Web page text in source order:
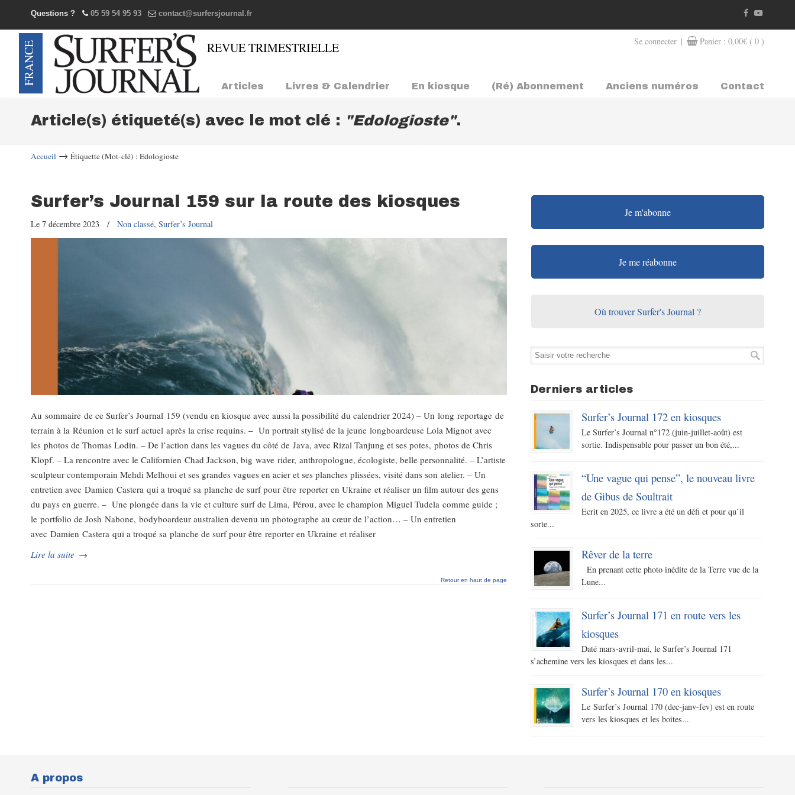
Questions ? 05 59 54 95 93 contact@surfersjournal.fr
Se connecter | Panier : 0,00€ ( 0 )
Articles Livres & Calendrier En kiosque (Ré) Abonnement Anciens numéros Contact
Navigation
Article(s) étiqueté(s) avec le mot clé : "Edologioste".
Accueil → Étiquette (Mot-clé) : Edologioste
Surfer’s Journal 159 sur la route des kiosques
Le 7 décembre 2023 / Non classé, Surfer’s Journal
Au sommaire de ce Surfer’s Journal 159 (vendu en kiosque avec aussi la possibilité du calendrier 2024) – Un long reportage de
terrain à la Réunion et le surf actuel après la crise requins. – Un portrait stylisé de la jeune longboardeuse Lola Mignot avec
les photos de Thomas Lodin. – De l’action dans les vagues du côté de Java, avec Rizal Tanjung et ses potes, photos de Chris
Klopf. – La rencontre avec le Californien Chad Jackson, big wave rider, anthropologue, écologiste, belle personnalité. – L’artiste
sculpteur contemporain Mehdi Melhoui et ses grandes vagues en acier et ses planches plissées, visité dans son atelier. – Un
entretien avec Damien Castera qui a troqué sa planche de surf pour être reporter en Ukraine et réaliser un film autour des gens
du pays en guerre. – Une plongée dans la vie et culture surf de Lima, Pérou, avec le champion Miguel Tudela comme guide ;
le portfolio de Josh Nabone, bodyboardeur australien devenu un photographe au cœur de l’action… – Un entretien
avec Damien Castera qui a troqué sa planche de surf pour être reporter en Ukraine et réaliser
Lire la suite →
Retour en haut de page
Je m'abonne
Je me réabonne
Où trouver Surfer's Journal ?
Derniers articles
Surfer’s Journal 172 en kiosques
Le Surfer’s Journal n°172 (juin-juillet-août) est
sortie. Indispensable pour passer un bon été,...
“Une vague qui pense”, le nouveau livre
de Gibus de Soultrait
Ecrit en 2025, ce livre a été un défi et pour qu’il
sorte...
Rêver de la terre
En prenant cette photo inédite de la Terre vue de la
Lune...
Surfer’s Journal 171 en route vers les
kiosques
Daté mars-avril-mai, le Surfer’s Journal 171
s’achemine vers les kiosques et dans les...
Surfer’s Journal 170 en kiosques
Le Surfer’s Journal 170 (dec-janv-fev) est en route
vers les kiosques et les boites...
A propos